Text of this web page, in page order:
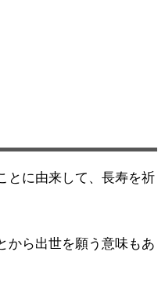
とに由来して、長寿を祈
から出世を願う意味もあ